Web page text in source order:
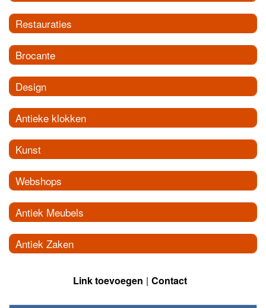
Restauraties
Brocante
Design
Antieke klokken
Kunst
Webshops
Antiek Meubels
Antiek Zaken
Link toevoegen Contact